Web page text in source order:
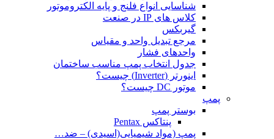
شناسایی انواع فلنج و پایه الکتروموتور
کلاس های IP در صنعت
گیربکس
مرجع تبدیل واحد و مقیاس
واحدهای فشار
جدول انتخاب پمپ مناسب ساختمان
اینورتر (Inverter) چیست؟
موتور DC چیست؟
پمپ
بوستر پمپ
پنتاکس Pentax
پمپ (مواد شیمیایی(اسیدی) – ضد…